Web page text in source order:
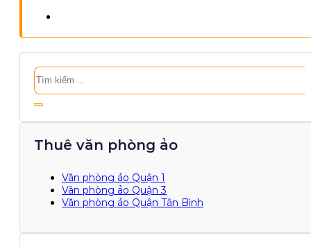
Tìm
kiếm
Thuê văn phòng ảo
Văn phòng ảo Quận 1
Văn phòng ảo Quận 3
Văn phòng ảo Quận Tân Bình